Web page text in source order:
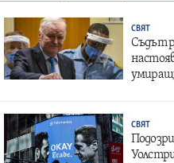
СВЯТ
Съдът
СВЯТ